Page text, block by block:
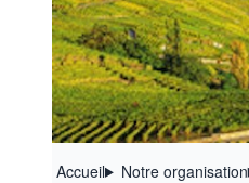
Accueil Notre organisation